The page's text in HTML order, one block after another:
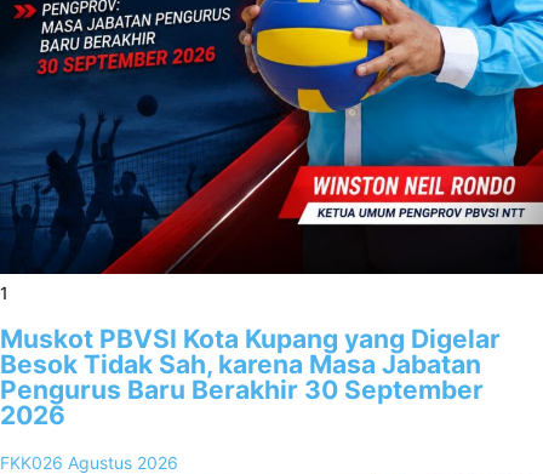
1
Muskot PBVSI Kota Kupang yang Digelar
Besok Tidak Sah, karena Masa Jabatan
Pengurus Baru Berakhir 30 September
2026
FKK026 Agustus 2026